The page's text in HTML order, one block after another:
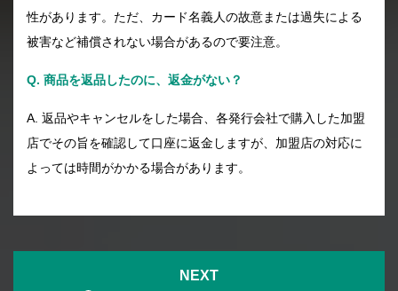
性があります。ただ、カード名義人の故意または過失による
被害など補償されない場合があるので要注意。
Q. 商品を返品したのに、返金がない？
A. 返品やキャンセルをした場合、各発行会社で購入した加盟
店でその旨を確認して口座に返金しますが、加盟店の対応に
よっては時間がかかる場合があります。
NEXT